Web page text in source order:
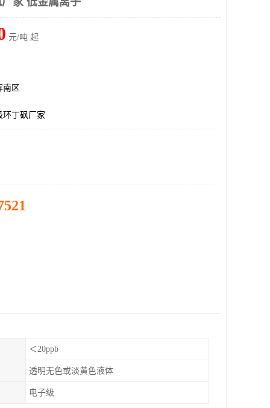
元/吨 起
南区
环丁砜厂家
＜20ppb
透明无色或淡黄色液体
电子级